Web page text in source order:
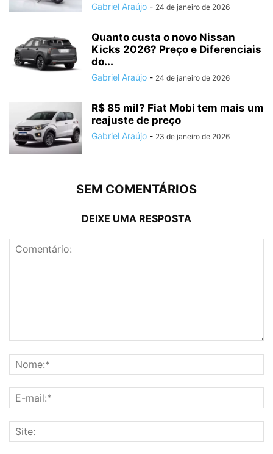
Gabriel Araújo - 24 de janeiro de 2026
Quanto custa o novo Nissan
Kicks 2026? Preço e Diferenciais
do...
Gabriel Araújo - 24 de janeiro de 2026
R$ 85 mil? Fiat Mobi tem mais um
reajuste de preço
Gabriel Araújo - 23 de janeiro de 2026
SEM COMENTÁRIOS
DEIXE UMA RESPOSTA